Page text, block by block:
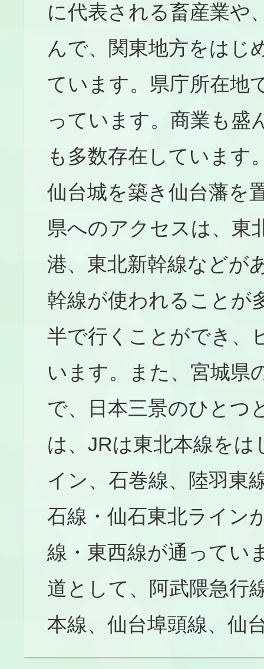
に代表される畜産業や
んで、関東地方をはじ
ています。県庁所在地
っています。商業も盛
も多数存在しています
仙台城を築き仙台藩を
県へのアクセスは、東
港、東北新幹線などが
幹線が使われることが
半で行くことができ、
います。また、宮城県
で、日本三景のひとつ
は、JRは東北本線を
イン、石巻線、陸羽東
石線・仙石東北ライン
線・東西線が通ってい
道として、阿武隈急行
本線、仙台埠頭線、仙